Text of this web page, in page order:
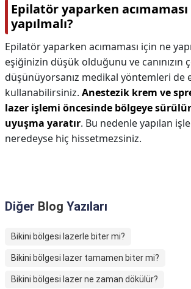
Epilatör yaparken
yapılmalı?
Epilatör yaparken acımaması için ne
eşiğinizin düşük olduğunu ve canınızın
düşünüyorsanız medikal yöntemleri de
kullanabilirsiniz. Anestezik krem ve
lazer işlemi öncesinde bölgeye
uyuşma yaratır. Bu nedenle yapılan
neredeyse hiç hissetmezsiniz.
Diğer Blog Yazıları
Bikini bölgesi lazerle biter mi?
Bikini bölgesi lazer tamamen biter mi?
Bikini bölgesi lazer ne zaman dökülür?